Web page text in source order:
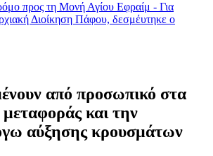
προς τη Μονή Αγίου Εφραίμ - Για
Διοίκηση Πάφου, δεσμέυτηκε ο
από προσωπικό στα
και την
αύξησης κρουσμάτων